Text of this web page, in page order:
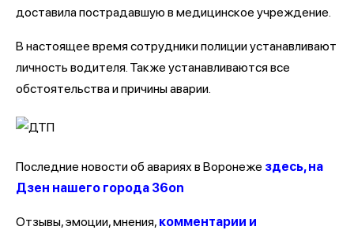
доставила пострадавшую в медицинское учреждение.
В настоящее время сотрудники полиции устанавливают
личность водителя. Также устанавливаются все
обстоятельства и причины аварии.
Последние новости об авариях в Воронеже здесь, на
Дзен нашего города 36on
Отзывы, эмоции, мнения, комментарии и